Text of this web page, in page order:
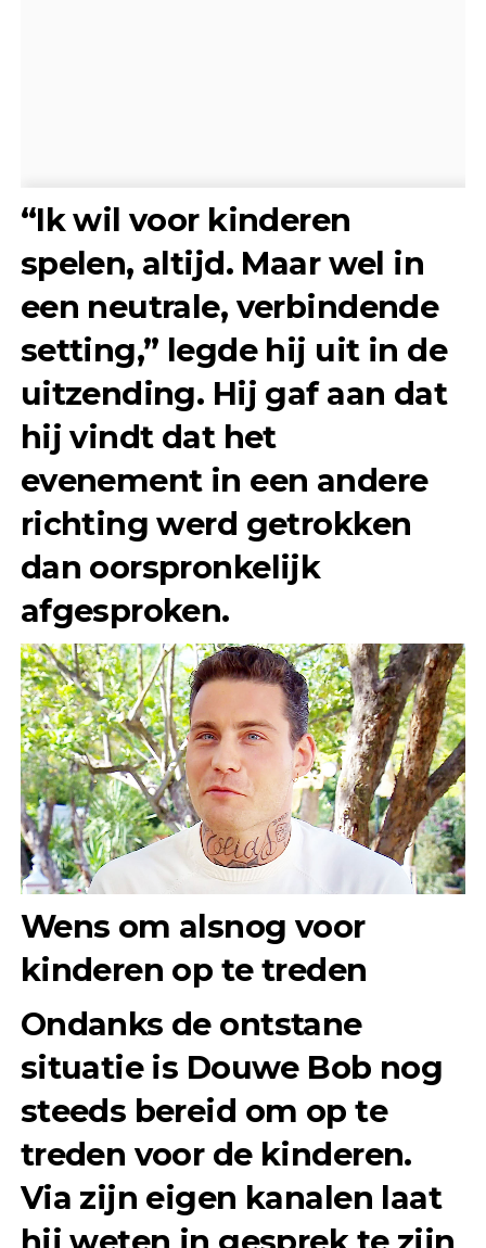
“Ik wil voor kinderen
spelen, altijd. Maar wel in
een neutrale, verbindende
setting,” legde hij uit in de
uitzending. Hij gaf aan dat
hij vindt dat het
evenement in een andere
richting werd getrokken
dan oorspronkelijk
afgesproken.
Wens om alsnog voor
kinderen op te treden
Ondanks de ontstane
situatie is Douwe Bob nog
steeds bereid om op te
treden voor de kinderen.
Via zijn eigen kanalen laat